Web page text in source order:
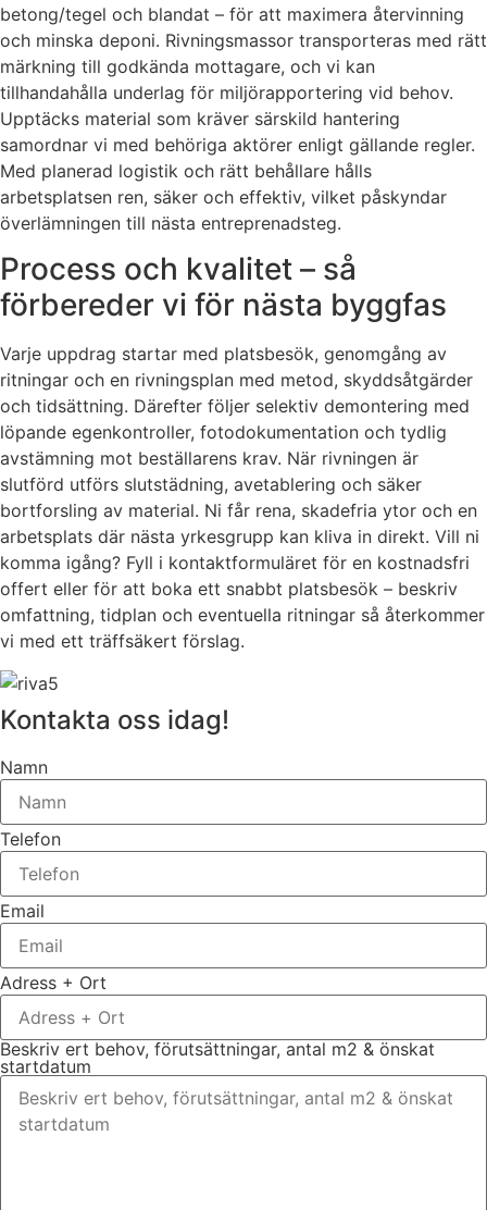
betong/tegel och blandat – för att maximera återvinning
och minska deponi. Rivningsmassor transporteras med rätt
märkning till godkända mottagare, och vi kan
tillhandahålla underlag för miljörapportering vid behov.
Upptäcks material som kräver särskild hantering
samordnar vi med behöriga aktörer enligt gällande regler.
Med planerad logistik och rätt behållare hålls
arbetsplatsen ren, säker och effektiv, vilket påskyndar
överlämningen till nästa entreprenadsteg.
Process och kvalitet – så
förbereder vi för nästa byggfas
Varje uppdrag startar med platsbesök, genomgång av
ritningar och en rivningsplan med metod, skyddsåtgärder
och tidsättning. Därefter följer selektiv demontering med
löpande egenkontroller, fotodokumentation och tydlig
avstämning mot beställarens krav. När rivningen är
slutförd utförs slutstädning, avetablering och säker
bortforsling av material. Ni får rena, skadefria ytor och en
arbetsplats där nästa yrkesgrupp kan kliva in direkt. Vill ni
komma igång? Fyll i kontaktformuläret för en kostnadsfri
offert eller för att boka ett snabbt platsbesök – beskriv
omfattning, tidplan och eventuella ritningar så återkommer
vi med ett träffsäkert förslag.
Kontakta oss idag!
Namn
Telefon
Email
Adress + Ort
Beskriv ert behov, förutsättningar, antal m2 & önskat
startdatum